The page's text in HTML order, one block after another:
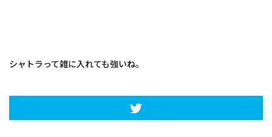
シャトラって雑に入れても強いね。